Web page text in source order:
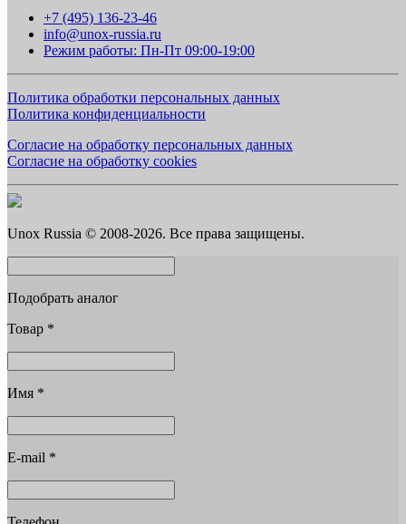
+7 (495) 136-23-46
info@unox-russia.ru
Режим работы: Пн-Пт 09:00-19:00
Политика обработки персональных данных
Политика конфиденциальности
Согласие на обработку персональных данных
Согласие на обработку cookies
Unox Russia © 2008-2026. Все права защищены.
Подобрать аналог
Товар *
Имя *
E-mail *